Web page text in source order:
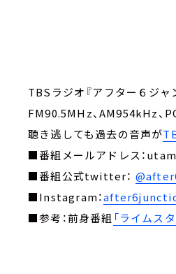
TBSラジオ『アフター６ジャ
FM90.5MHz、AM954kHz、
聴き逃しても過去の音声が
■番組メールアドレス：
■番組公式twitter：
■Instagram：
■参考：前身番組 「ライムス